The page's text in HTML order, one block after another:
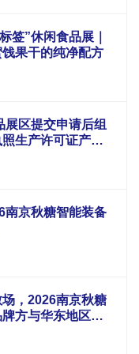
签”休闲食品展｜
果干的纯净配方
区提交申请后组
生产许可证产品
核
南京秋糖智能装备
，2026南京秋糖
方与华东地区酒
采购商面对面洽